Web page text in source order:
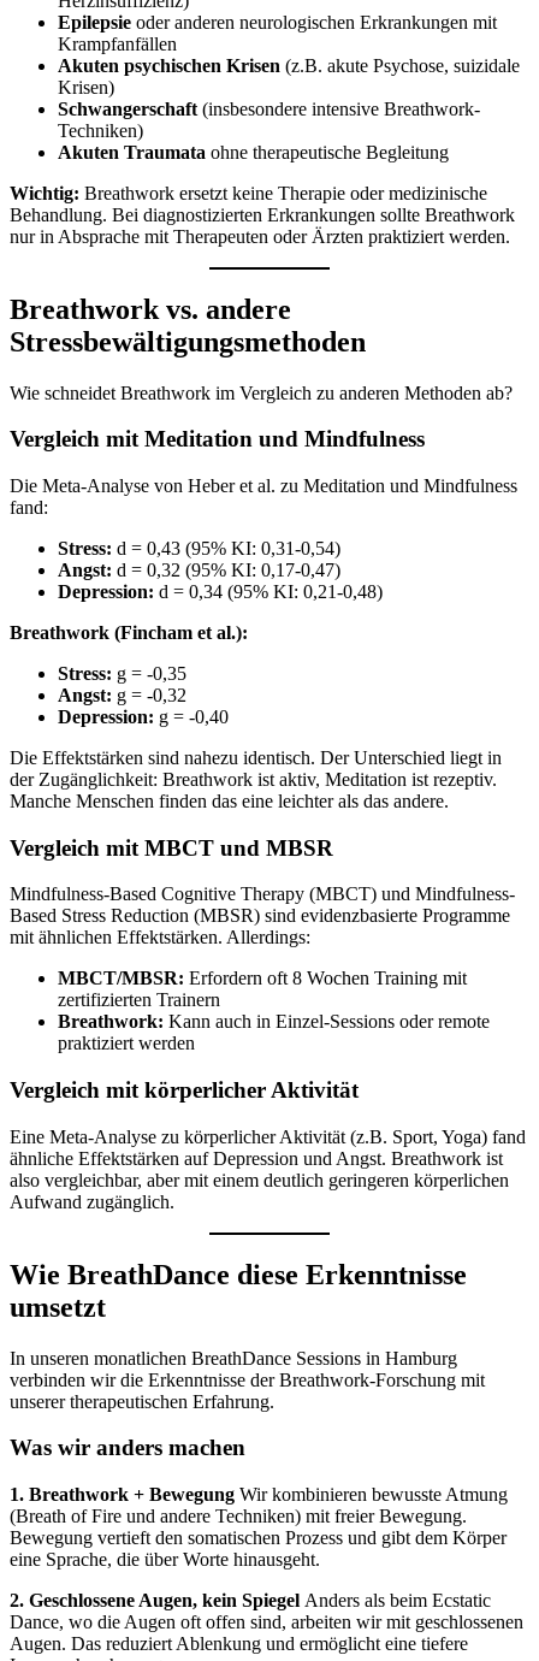
Epilepsie oder anderen neurologischen Erkrankungen mit
Krampfanfällen
Akuten psychischen Krisen (z.B. akute Psychose, suizidale
Krisen)
Schwangerschaft (insbesondere intensive Breathwork-
Techniken)
Akuten Traumata ohne therapeutische Begleitung
Wichtig: Breathwork ersetzt keine Therapie oder medizinische
Behandlung. Bei diagnostizierten Erkrankungen sollte Breathwork
nur in Absprache mit Therapeuten oder Ärzten praktiziert werden.
Breathwork vs. andere
Stressbewältigungsmethoden
Wie schneidet Breathwork im Vergleich zu anderen Methoden ab?
Vergleich mit Meditation und Mindfulness
Die Meta-Analyse von Heber et al. zu Meditation und Mindfulness
fand:
Stress: d = 0,43 (95% KI: 0,31-0,54)
Angst: d = 0,32 (95% KI: 0,17-0,47)
Depression: d = 0,34 (95% KI: 0,21-0,48)
Breathwork (Fincham et al.):
Stress: g = -0,35
Angst: g = -0,32
Depression: g = -0,40
Die Effektstärken sind nahezu identisch. Der Unterschied liegt in
der Zugänglichkeit: Breathwork ist aktiv, Meditation ist rezeptiv.
Manche Menschen finden das eine leichter als das andere.
Vergleich mit MBCT und MBSR
Mindfulness-Based Cognitive Therapy (MBCT) und Mindfulness-
Based Stress Reduction (MBSR) sind evidenzbasierte Programme
mit ähnlichen Effektstärken. Allerdings:
MBCT/MBSR: Erfordern oft 8 Wochen Training mit
zertifizierten Trainern
Breathwork: Kann auch in Einzel-Sessions oder remote
praktiziert werden
Vergleich mit körperlicher Aktivität
Eine Meta-Analyse zu körperlicher Aktivität (z.B. Sport, Yoga) fand
ähnliche Effektstärken auf Depression und Angst. Breathwork ist
also vergleichbar, aber mit einem deutlich geringeren körperlichen
Aufwand zugänglich.
Wie BreathDance diese Erkenntnisse
umsetzt
In unseren monatlichen BreathDance Sessions in Hamburg
verbinden wir die Erkenntnisse der Breathwork-Forschung mit
unserer therapeutischen Erfahrung.
Was wir anders machen
1. Breathwork + Bewegung Wir kombinieren bewusste Atmung
(Breath of Fire und andere Techniken) mit freier Bewegung.
Bewegung vertieft den somatischen Prozess und gibt dem Körper
eine Sprache, die über Worte hinausgeht.
2. Geschlossene Augen, kein Spiegel Anders als beim Ecstatic
Dance, wo die Augen oft offen sind, arbeiten wir mit geschlossenen
Augen. Das reduziert Ablenkung und ermöglicht eine tiefere